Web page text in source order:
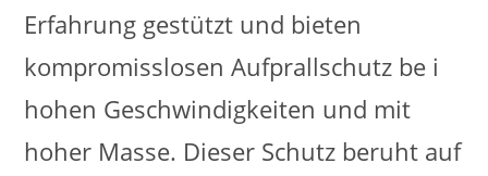
Erfahrung gestützt und bieten
kompromisslosen Aufprallschutz be i
hohen Geschwindigkeiten und mit
hoher Masse. Dieser Schutz beruht auf